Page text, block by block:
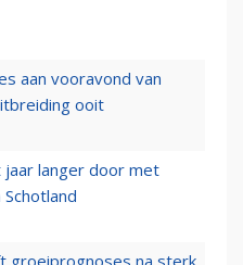
aan vooravond van
ooit
jaar langer door met